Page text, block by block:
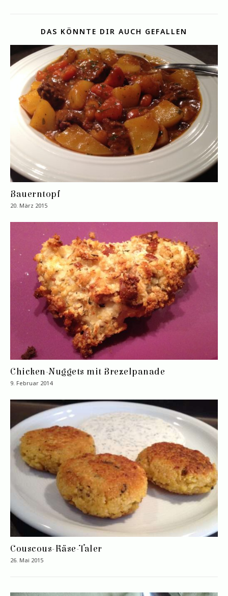
DAS KÖNNTE DIR AUCH GEFALLEN
Bauerntopf
20. März 2015
Chicken-Nuggets mit Brezelpanade
9. Februar 2014
Couscous-Käse-Taler
26. Mai 2015